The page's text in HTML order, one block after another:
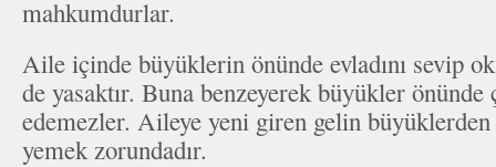
mahkumdurlar.
Aile içinde büyüklerin önünde evladını sevip
de yasaktır. Buna benzeyerek büyükler
edemezler. Aileye yeni giren gelin
yemek zorundadır.